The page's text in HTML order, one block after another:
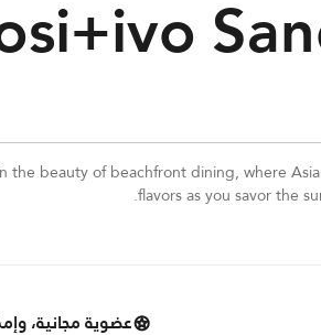
the beauty of beachfront dining, where
flavors as you savor the
عضوية مجانية،